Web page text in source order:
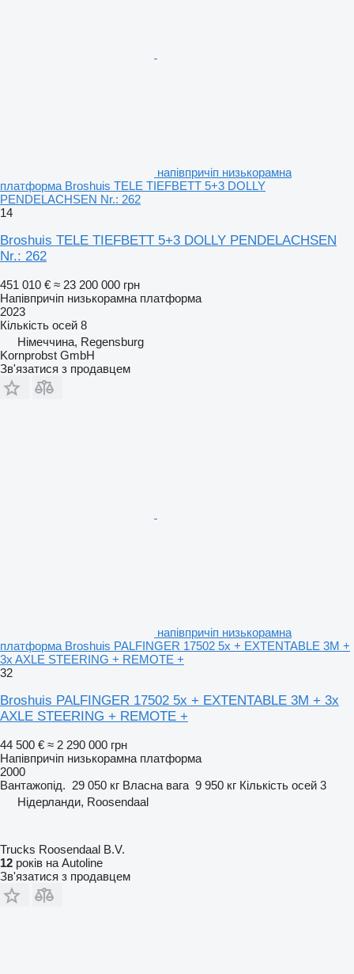
напівпричіп низькорамна
платформа Broshuis TELE TIEFBETT 5+3 DOLLY
PENDELACHSEN Nr.: 262
14
Broshuis TELE TIEFBETT 5+3 DOLLY PENDELACHSEN
Nr.: 262
451 010 € ≈ 23 200 000 грн
Напівпричіп низькорамна платформа
2023
Кількість осей 8
Німеччина, Regensburg
Kornprobst GmbH
Зв'язатися з продавцем
напівпричіп низькорамна
платформа Broshuis PALFINGER 17502 5x + EXTENTABLE 3M +
3x AXLE STEERING + REMOTE +
32
Broshuis PALFINGER 17502 5x + EXTENTABLE 3M + 3x
AXLE STEERING + REMOTE +
44 500 € ≈ 2 290 000 грн
Напівпричіп низькорамна платформа
2000
Вантажопід. 29 050 кг Власна вага 9 950 кг Кількість осей 3
Нідерланди, Roosendaal
Trucks Roosendaal B.V.
12 років на Autoline
Зв'язатися з продавцем